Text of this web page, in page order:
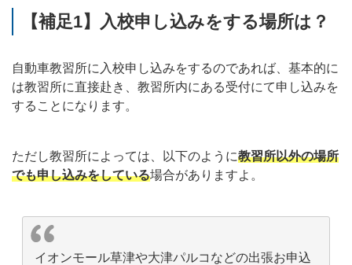
【補足1】入校申し込みをする場所は？
自動車教習所に入校申し込みをするのであれば、基本的に
は教習所に直接赴き、教習所内にある受付にて申し込みを
することになります。
ただし教習所によっては、以下のように教習所以外の場所
でも申し込みをしている場合がありますよ。
イオンモール草津や大津パルコなどの出張お申込